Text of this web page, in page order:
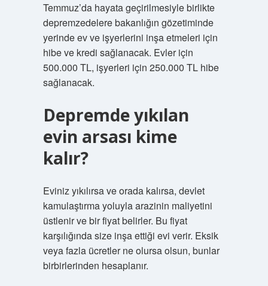
Temmuz’da hayata geçirilmesiyle birlikte
depremzedelere bakanlığın gözetiminde
yerinde ev ve işyerlerini inşa etmeleri için
hibe ve kredi sağlanacak. Evler için
500.000 TL, işyerleri için 250.000 TL hibe
sağlanacak.
Depremde yıkılan
evin arsası kime
kalır?
Eviniz yıkılırsa ve orada kalırsa, devlet
kamulaştırma yoluyla arazinin maliyetini
üstlenir ve bir fiyat belirler. Bu fiyat
karşılığında size inşa ettiği evi verir. Eksik
veya fazla ücretler ne olursa olsun, bunlar
birbirlerinden hesaplanır.